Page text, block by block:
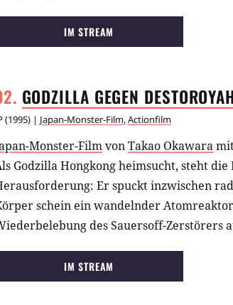
IM STREAM
GODZILLA GEGEN
(1995) | Japan-Monster-Film,Actionfilm
Monster-FilmvonTakao Okawara
Godzilla Hongkong heimsucht, steht
Er spuckt inzwischen
schein ein wandelnder
des Sauersoff-Zerstörers
der Tokyo Bay ein einzigartiges mutiertes
Krabbenmonster, das eine Spur
IM STREAM